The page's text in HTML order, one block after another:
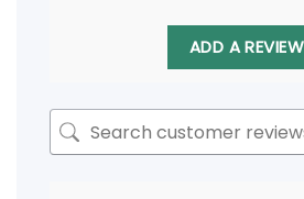
ADD A REVIEW